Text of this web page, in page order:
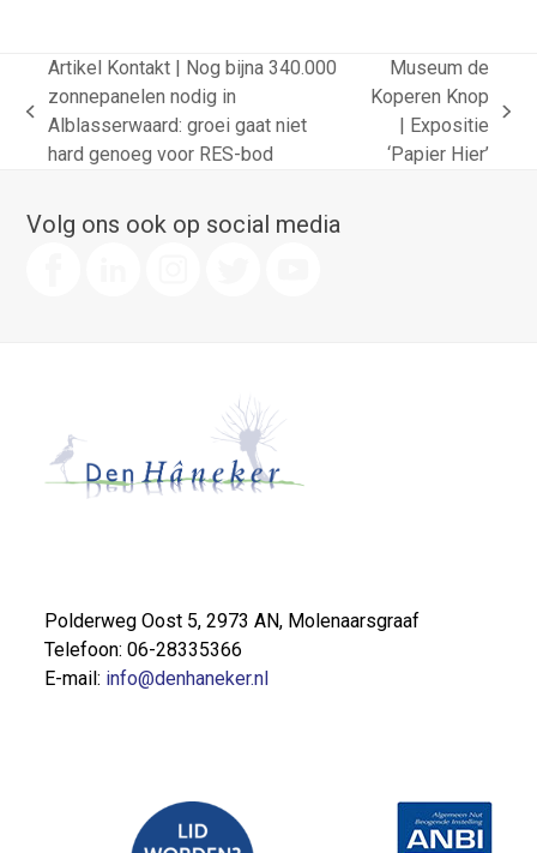
previous
post:
Artikel Kontakt | Nog bijna 340.000
zonnepanelen nodig in
Alblasserwaard: groei gaat niet
hard genoeg voor RES-bod
next
post:
Museum de
Koperen Knop
| Expositie
‘Papier Hier’
Volg ons ook op social media
Polderweg Oost 5, 2973 AN, Molenaarsgraaf
Telefoon: 06-28335366
E-mail: info@denhaneker.nl